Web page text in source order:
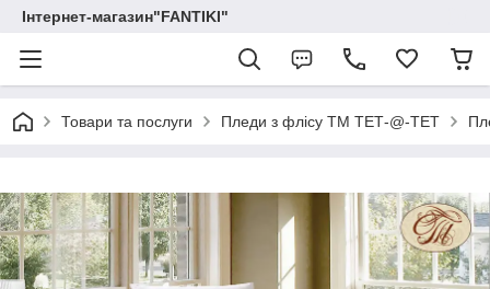
Інтернет-магазин"FANTIKI"
Товари та послуги Пледи з флісу ТМ ТЕТ-@-ТЕТ